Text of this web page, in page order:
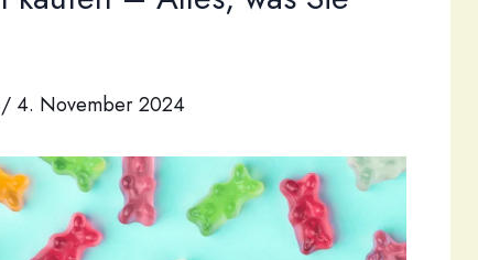
/ 4. November 2024